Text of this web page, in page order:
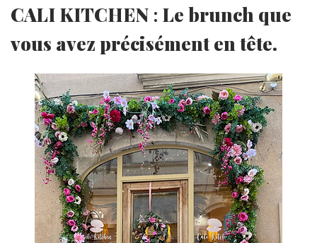
CALI KITCHEN : Le brunch que
vous avez précisément en tête.